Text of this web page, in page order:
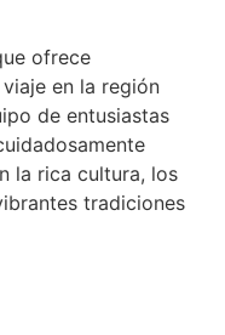
ofrece
en la región
de entusiastas
la rica cultura, los
tradiciones